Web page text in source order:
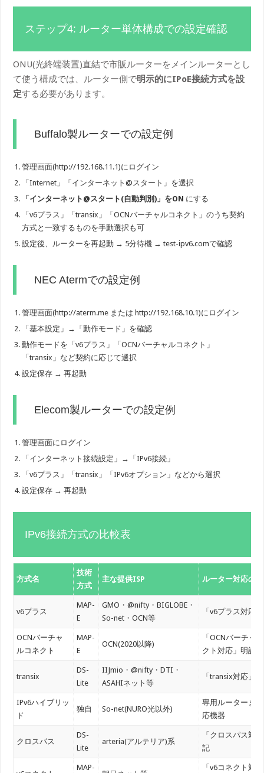
ステップ4: ルーター単体構成での設定確認
ONU(光終端装置)直結で市販ルーターをメインルーターとし
て使う構成では、ルーター側で明示的にIPoE接続方式を設
定する必要があります。
Buffalo製ルーターでの設定例
管理画面(http://192.168.11.1)にログイン
「Internet」「インターネット@スタート」を選択
「インターネット@スタート(自動判別)」をON にする
「v6プラス」「transix」「OCNバーチャルコネクト」のうち契約
方式と一致するものを手動選択も可
設定後、ルーターを再起動 → 5分待機 → test-ipv6.comで確認
NEC Atermでの設定例
管理画面(http://aterm.me または http://192.168.10.1)にログイン
「基本設定」→「動作モード」を確認
動作モードを「v6プラス」「OCNバーチャルコネクト」
「transix」など契約に応じて選択
設定保存 → 再起動
Elecom製ルーターでの設定例
管理画面にログイン
「インターネット接続設定」→「IPv6接続」
「v6プラス」「transix」「IPv6オプション」などから選択
設定保存 → 再起動
IPv6接続方式の比較表
方式名
技術
方式
主な提供ISP ルーター対応の
v6プラス
MAP-
E
GMO・@nifty・BIGLOBE・
So-net・OCN等
「v6プラス対応
OCNバーチャ
ルコネクト
MAP-
E
OCN(2020以降)
「OCNバーチャ
クト対応」明記
transix
DS-
Lite
IIJmio・@nifty・DTI・
ASAHIネット等
「transix対応」
IPv6ハイブリッ
ド
独自 So-net(NURO光以外)
専用ルーターま
応機器
クロスパス
DS-
Lite
arteria(アルテリア)系
「クロスパス対
記
MAP- 「v6コネクト対